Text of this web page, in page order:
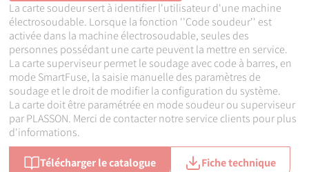
La carte soudeur sert à identifier l'utilisateur d'une machine
électrosoudable. Lorsque la fonction ''Code soudeur'' est
activée dans la machine électrosoudable, seules des
personnes possédant une carte peuvent la mettre en service.
La carte superviseur permet le soudage avec code à barres, en
mode SmartFuse, la saisie manuelle des paramètres de
soudage et le droit de modifier la configuration du système.
La carte doit être paramétrée en mode soudeur ou superviseur
par PLASSON. Merci de contacter notre service clients pour plus
d'informations.
Télécharger le catalogue Fiche technique